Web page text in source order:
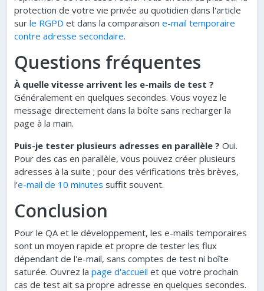
protection de votre vie privée au quotidien dans l'article
sur le RGPD et dans la comparaison e-mail temporaire
contre adresse secondaire.
Questions fréquentes
À quelle vitesse arrivent les e-mails de test ?
Généralement en quelques secondes. Vous voyez le
message directement dans la boîte sans recharger la
page à la main.
Puis-je tester plusieurs adresses en parallèle ? Oui.
Pour des cas en parallèle, vous pouvez créer plusieurs
adresses à la suite ; pour des vérifications très brèves,
l'e-mail de 10 minutes suffit souvent.
Conclusion
Pour le QA et le développement, les e-mails temporaires
sont un moyen rapide et propre de tester les flux
dépendant de l'e-mail, sans comptes de test ni boîte
saturée. Ouvrez la page d'accueil et que votre prochain
cas de test ait sa propre adresse en quelques secondes.